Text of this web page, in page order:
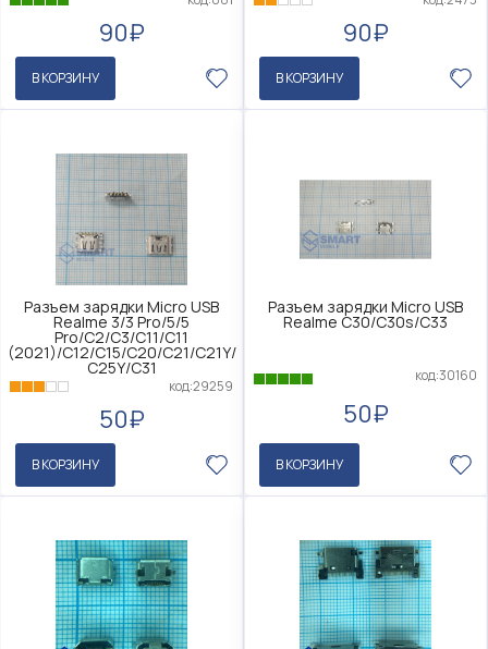
90₽
В КОРЗИНУ
90₽
В КОРЗИНУ
Разъем зарядки Micro USB
Realme 3/3 Pro/5/5
Pro/C2/C3/C11/C11
(2021)/C12/C15/C20/C21/C21Y/
C25Y/C31
код:29259
50₽
В КОРЗИНУ
Разъем зарядки Micro USB
Realme C30/C30s/C33
код:30160
50₽
В КОРЗИНУ